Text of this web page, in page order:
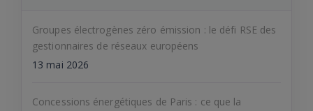
Groupes électrogènes zéro émission : le défi RSE des
gestionnaires de réseaux européens
13 mai 2026
Concessions énergétiques de Paris : ce que la